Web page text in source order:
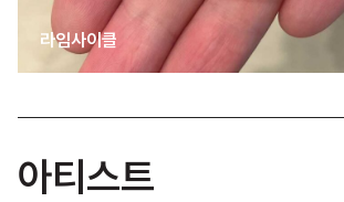
라임사이클
아티스트